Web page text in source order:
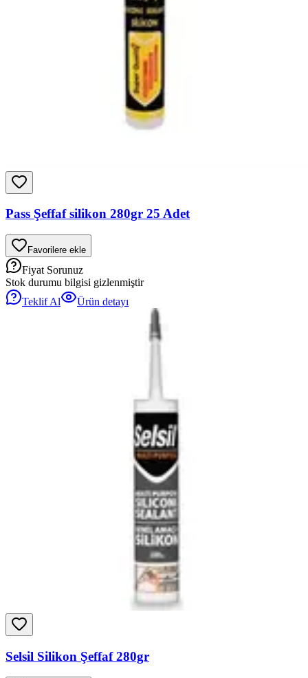
Pass Şeffaf silikon 280gr 25 Adet
Favorilere ekle
Fiyat Sorunuz
Stok durumu bilgisi gizlenmiştir
Teklif Al
Ürün detayı
Selsil Silikon Şeffaf 280gr